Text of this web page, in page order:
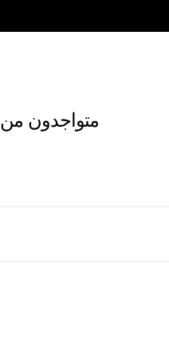
متواجدون من 9 ص إلى 10 م